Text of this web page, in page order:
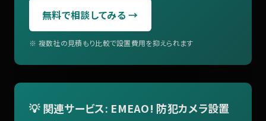
無料で相談してみる →
※ 複数社の見積もり比較で設置費用を抑えられます
💡 関連サービス: EMEAO! 防犯カメラ設置